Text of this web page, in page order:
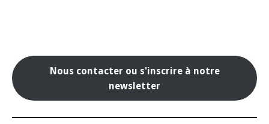
Nous contacter ou s'inscrire à notre
newsletter